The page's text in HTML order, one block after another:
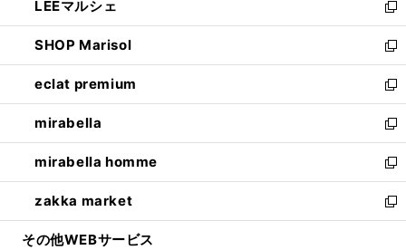
く
で
開
く
ド
ウ
で
開
く
ィ
ン
ド
ウ
で
開
く
い
ウ
ィ
ン
ド
ウ
で
開
く
LEEマルシェ
新
し
い
ウ
ィ
ン
ド
ウ
で
開
く
SHOP Marisol
新
し
い
ウ
ィ
ン
ド
ウ
で
開
eclat premium
新
し
い
ウ
ィ
ン
ド
ウ
mirabella
新
し
い
ウ
ィ
ン
mirabella homme
新
し
い
ウ
zakka market
新
し
その他WEBサービス